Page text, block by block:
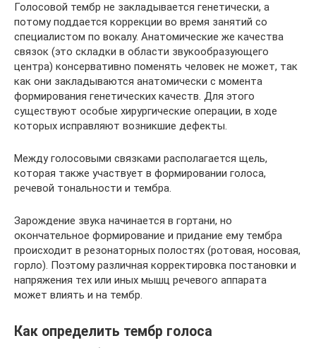
Голосовой тембр не закладывается генетически, а
потому поддается коррекции во время занятий со
специалистом по вокалу. Анатомические же качества
связок (это складки в области звукообразующего
центра) консервативно поменять человек не может, так
как они закладываются анатомически с момента
формирования генетических качеств. Для этого
существуют особые хирургические операции, в ходе
которых исправляют возникшие дефекты.
Между голосовыми связками располагается щель,
которая также участвует в формировании голоса,
речевой тональности и тембра.
Зарождение звука начинается в гортани, но
окончательное формирование и придание ему тембра
происходит в резонаторных полостях (ротовая, носовая,
горло). Поэтому различная корректировка постановки и
напряжения тех или иных мышц речевого аппарата
может влиять и на тембр.
Как определить тембр голоса